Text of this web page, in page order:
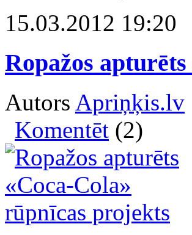
15.03.2012 19:20
Ropažos
Autors Apriņķis.lv
Komentēt (2)